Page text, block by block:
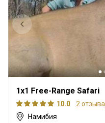
1x1 Free-Range Safari
10.0
2 отзыва
Намибия